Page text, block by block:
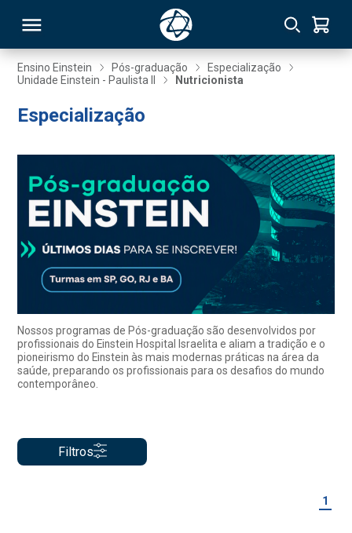
Ensino Einstein Pós-graduação
Especialização
Unidade Einstein - Paulista II
Nutricionista
Especialização
Nossos programas de Pós-graduação são desenvolvidos por
profissionais do Einstein Hospital Israelita e aliam a tradição e o
pioneirismo do Einstein às mais modernas práticas na área da
saúde, preparando os profissionais para os desafios do mundo
contemporâneo.
Filtros
1